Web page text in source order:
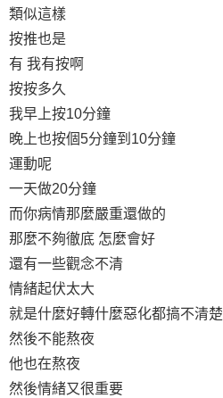
類似這樣
按推也是
有 我有按啊
按按多久
我早上按10分鐘
晚上也按個5分鐘到10分鐘
運動呢
一天做20分鐘
而你病情那麼嚴重還做的
那麼不夠徹底 怎麼會好
還有一些觀念不清
情緒起伏太大
就是什麼好轉什麼惡化都搞不清楚
然後不能熬夜
他也在熬夜
然後情緒又很重要